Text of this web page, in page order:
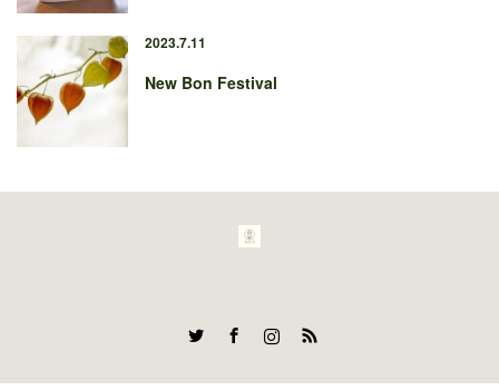
2023.7.11
New Bon Festival